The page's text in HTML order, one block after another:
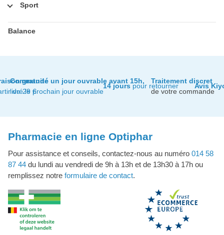
Sport
Balance
gratuite
de 29 €
Commandé un jour ouvrable avant 15h,
livré le prochain jour ouvrable
14 jourspour retourner
Traitement discret
de votre commande
Avis
Pharmacie en ligne Optiphar
Pour assistance et conseils, contactez-nous au numéro 014 58
87 44 du lundi au vendredi de 9h à 13h et de 13h30 à 17h ou
remplissez notre formulaire de contact.